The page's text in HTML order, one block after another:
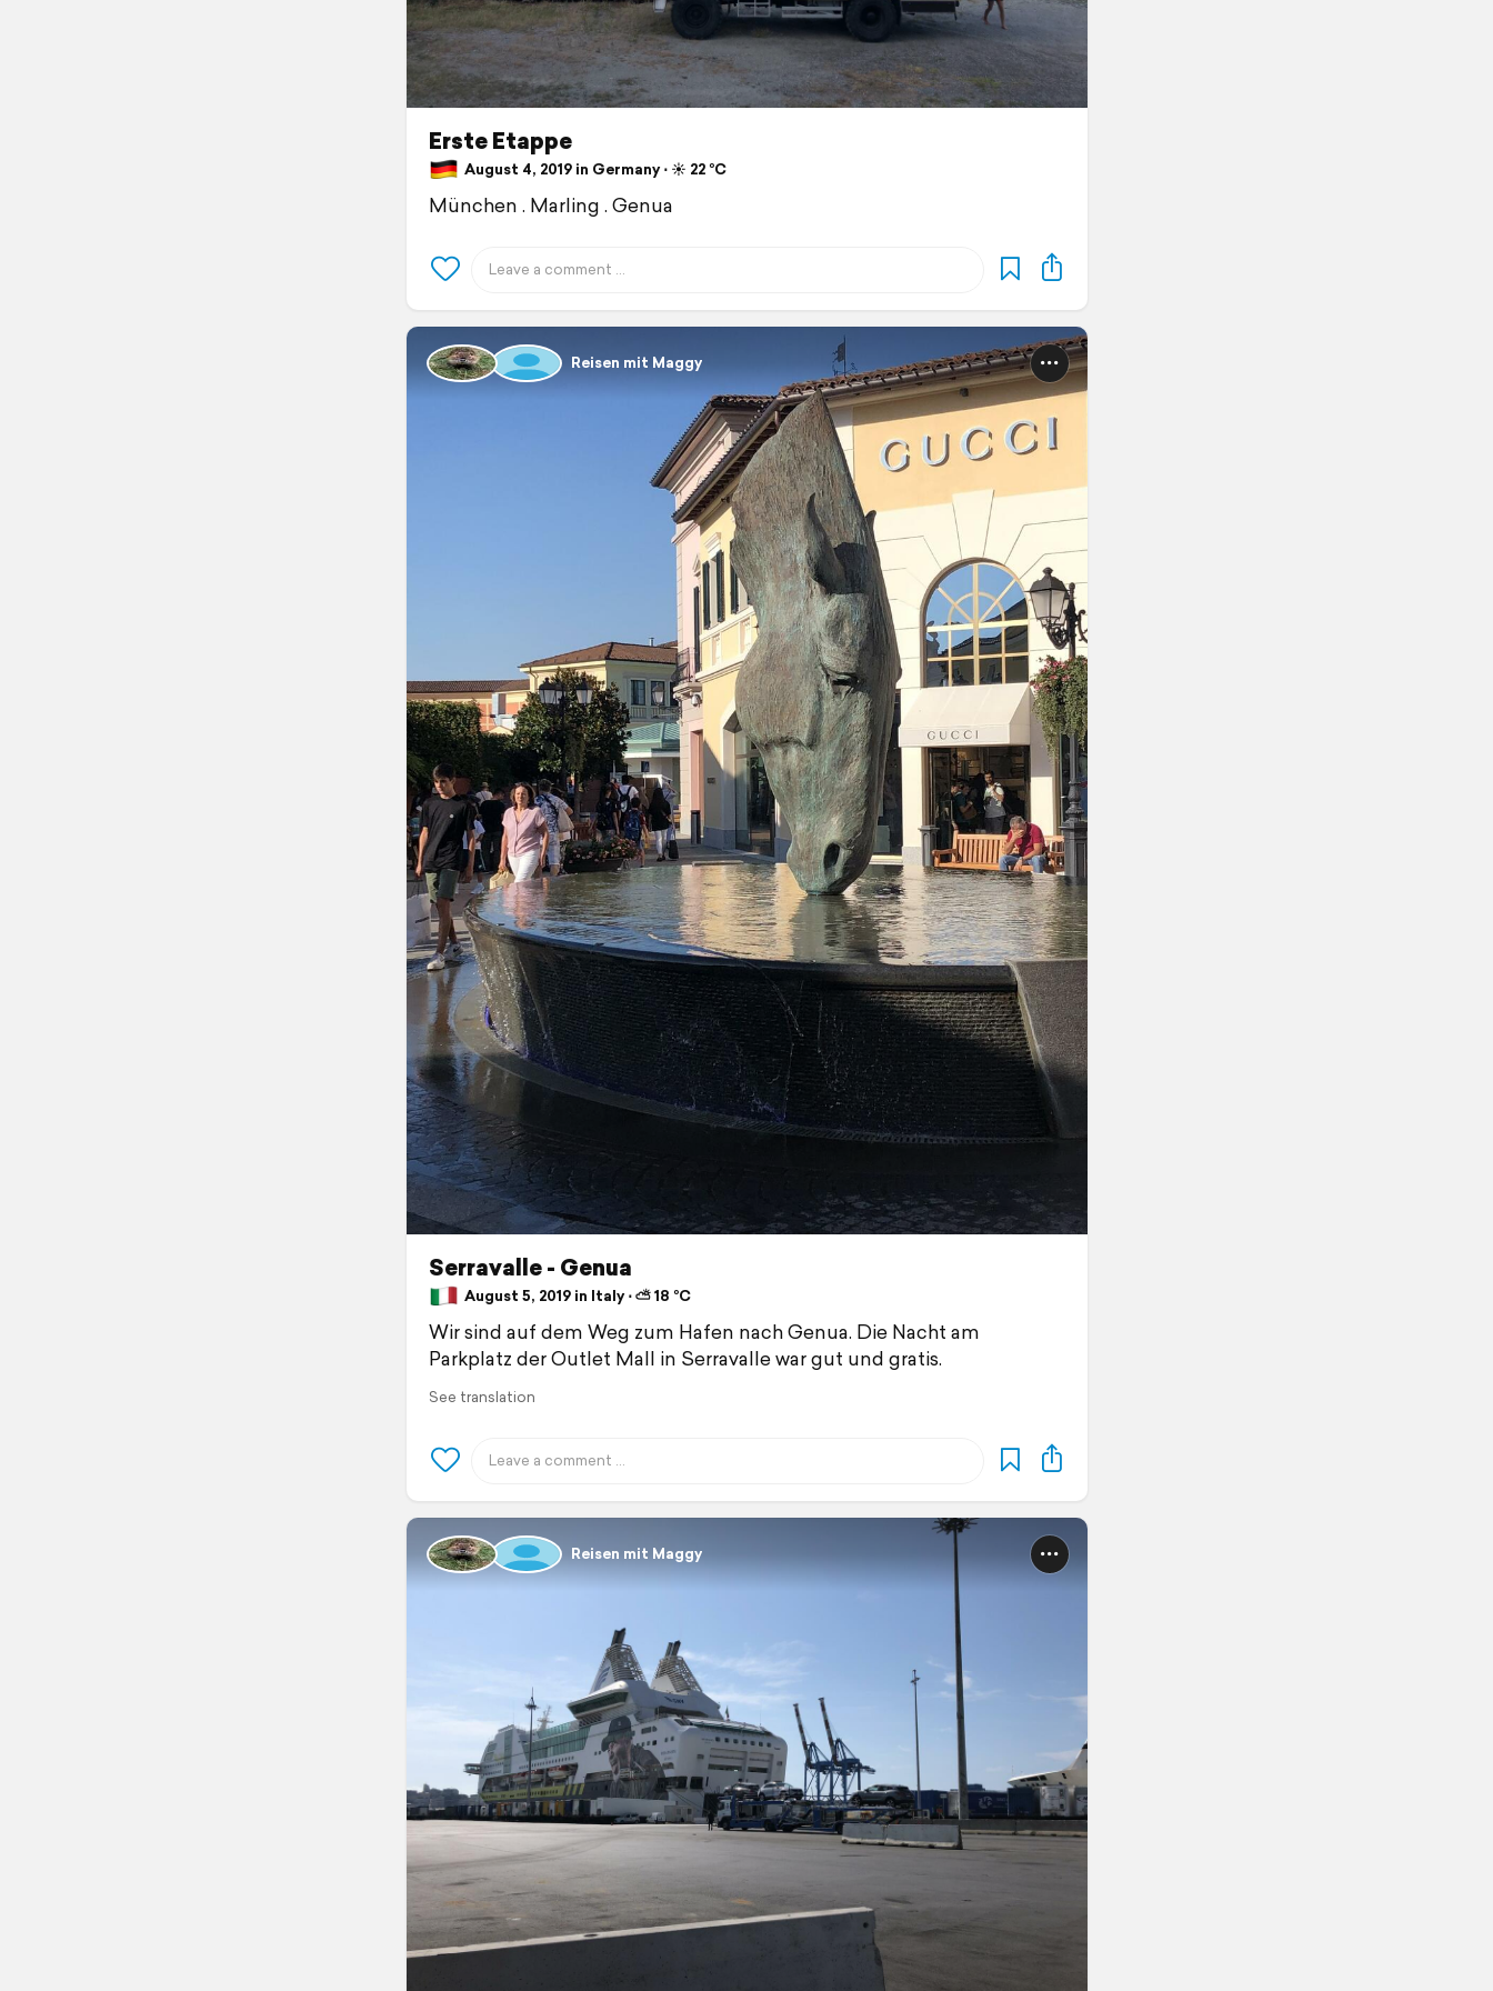
Erste Etappe
August 4, 2019 in Germany ⋅ ☀️ 22 °C
München . Marling . Genua
Reisen mit Maggy
Serravalle - Genua
August 5, 2019 in Italy ⋅ ⛅ 18 °C
Wir sind auf dem Weg zum Hafen nach Genua. Die Nacht am
Parkplatz der Outlet Mall in Serravalle war gut und gratis.
See translation
Reisen mit Maggy